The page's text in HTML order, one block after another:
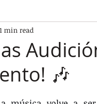
🎶
1 min read